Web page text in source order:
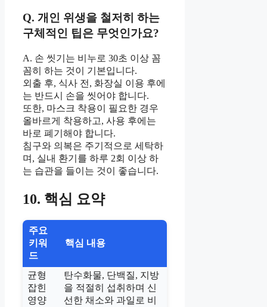
Q. 개인 위생을 철저히 하는
구체적인 팁은 무엇인가요?
A. 손 씻기는 비누로 30초 이상 꼼
꼼히 하는 것이 기본입니다.
외출 후, 식사 전, 화장실 이용 후에
는 반드시 손을 씻어야 합니다.
또한, 마스크 착용이 필요한 경우
올바르게 착용하고, 사용 후에는
바로 폐기해야 합니다.
침구와 의복은 주기적으로 세탁하
며, 실내 환기를 하루 2회 이상 하
는 습관을 들이는 것이 좋습니다.
10. 핵심 요약
주요
키워
드
핵심 내용
균형
잡힌
영양
탄수화물, 단백질, 지방
을 적절히 섭취하며 신
선한 채소와 과일로 비